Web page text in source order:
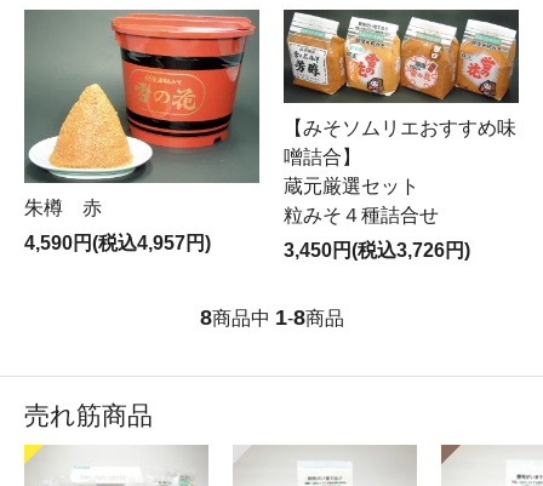
朱樽 赤
4,590円(税込4,957円)
【みそソムリエおすすめ味
噌詰合】
蔵元厳選セット
粒みそ４種詰合せ
3,450円(税込3,726円)
8商品中 1-8商品
売れ筋商品